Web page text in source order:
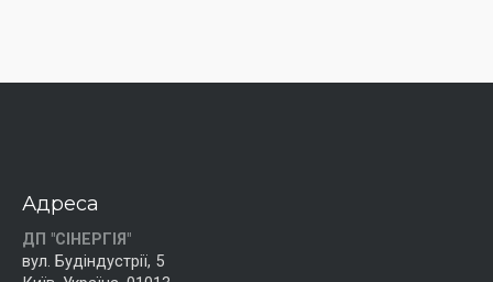
Адреса
ДП "СІНЕРГІЯ"
вул. Будіндустрії, 5